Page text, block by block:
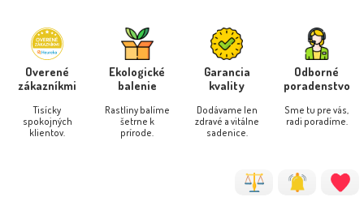
Overené
zákazníkmi
Tisícky
spokojných
klientov.
Ekologické
balenie
Rastliny balíme
šetrne k
prírode.
Garancia
kvality
Dodávame len
zdravé a vitálne
sadenice.
Odborné
poradenstvo
Sme tu pre vás,
radi poradíme.